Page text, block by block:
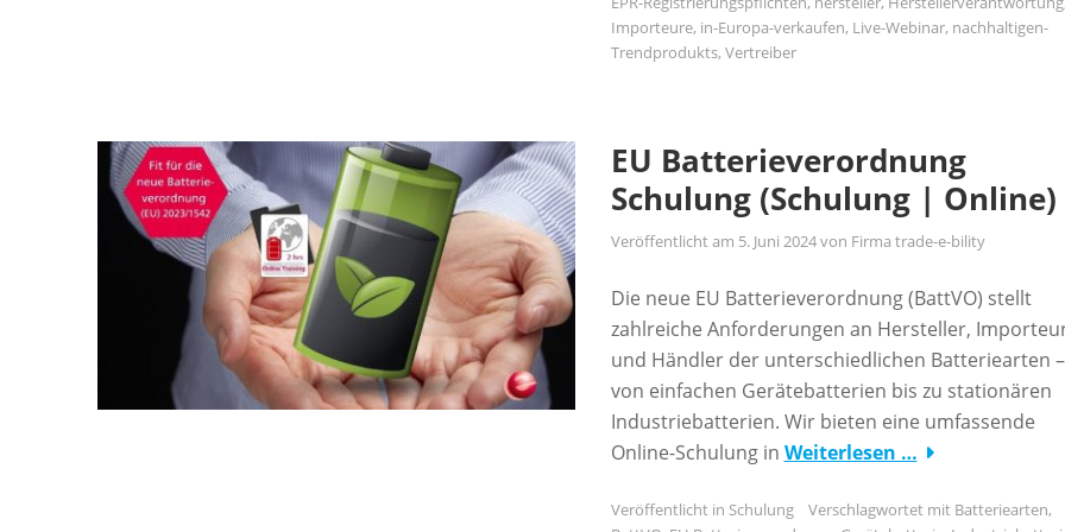
Importeure, in-Europa-verkaufen, Live-Webinar, nachhaltigen-
Trendprodukts, Vertreiber
EU Batterieverordnung
Schulung (Schulung | Online)
Veröffentlicht am 5. Juni 2024von Firma trade-e-bility
Die neue EU Batterieverordnung (BattVO) stellt
zahlreiche Anforderungen an Hersteller,
und Händler der unterschiedlichen Batteriearten –
von einfachen Gerätebatterien bis zu stationären
Industriebatterien. Wir bieten eine umfassende
Online-Schulung in Weiterlesen …
Veröffentlicht in Schulung Verschlagwortet mit Batteriearten,